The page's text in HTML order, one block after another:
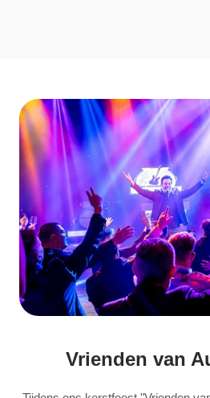
Vrienden van